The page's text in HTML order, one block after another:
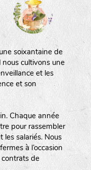
soixantaine de
cultivons une
et les
et son
Chaque année
pour rassembler
les salariés. Nous
à l’occasion
de